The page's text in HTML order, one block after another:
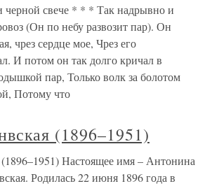
свече * * * Так надрывно и
(Он по небу развозит пар). Он
чрез сердце мое, Чрез его
И потом он так долго кричал в
пар, Только волк за болотом
Потому что
(1896–1951)
Настоящее имя – Антонина
Родилась 22 июня 1896 года в